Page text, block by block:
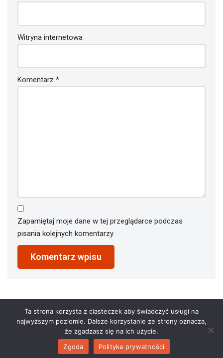
Witryna internetowa
Komentarz *
Zapamiętaj moje dane w tej przeglądarce podczas
pisania kolejnych komentarzy.
Ta strona korzysta z ciasteczek aby świadczyć usługi na
najwyższym poziomie. Dalsze korzystanie ze strony oznacza,
że zgadzasz się na ich użycie.
Zgoda
Polityka prywatności